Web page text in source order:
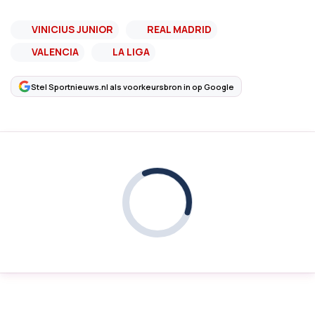
VINICIUS JUNIOR
REAL MADRID
VALENCIA
LA LIGA
Stel Sportnieuws.nl als voorkeursbron in op Google